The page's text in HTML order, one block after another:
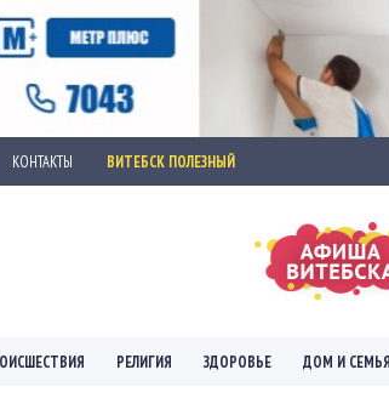
КОНТАКТЫ ВИТЕБСК ПОЛЕЗНЫЙ
РЕЛИГИЯ ЗДОРОВЬЕ ДОМ И СЕМЬЯ